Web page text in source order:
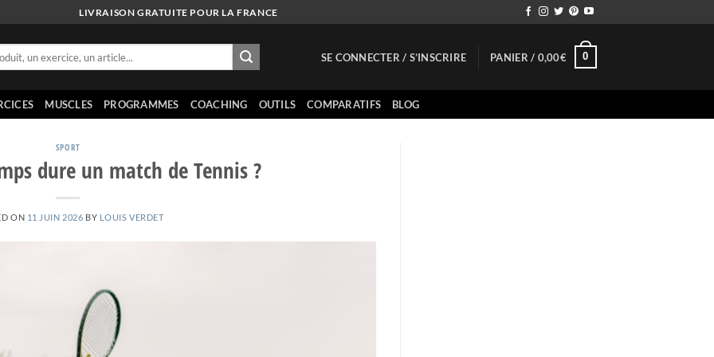
LIVRAISON GRATUITE POUR LA FRANCE
SE CONNECTER / S’INSCRIRE PANIER / 0,00€ 0
MUSCLES PROGRAMMES COACHING OUTILS COMPARATIFS BLOG
SPORT
dure un match de Tennis ?
ON 11 JUIN 2026 BY LOUIS VERDET